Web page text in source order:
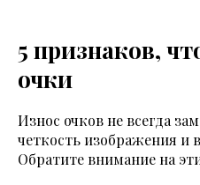
5 признаков,
очки
Износ очков не всегда
четкость изображения и
Обратите внимание на